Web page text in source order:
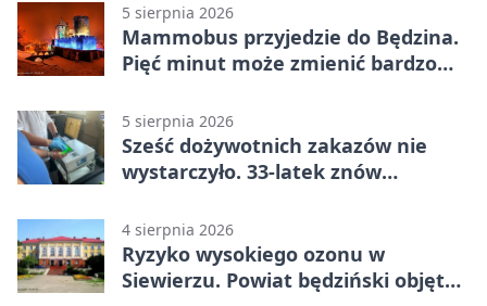
5 sierpnia 2026
Mammobus przyjedzie do Będzina.
Pięć minut może zmienić bardzo
5 sierpnia 2026
Sześć dożywotnich zakazów nie
wystarczyło. 33-latek znów
4 sierpnia 2026
Ryzyko wysokiego ozonu w
Siewierzu. Powiat będziński objęty